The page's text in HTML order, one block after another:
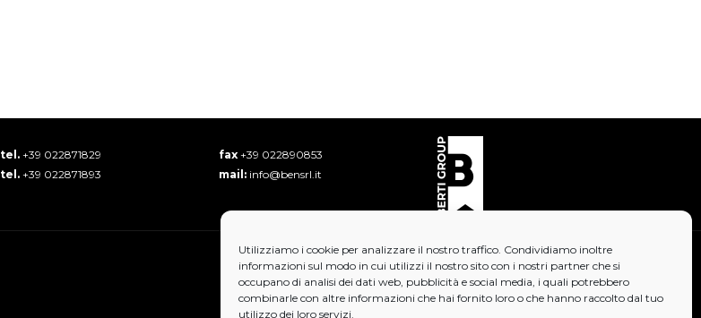
Utilizziamo i cookie per analizzare il nostro traffico. Condividiamo inoltre
informazioni sul modo in cui utilizzi il nostro sito con i nostri partner che si
occupano di analisi dei dati web, pubblicità e social media, i quali potrebbero
combinarle con altre informazioni che hai fornito loro o che hanno raccolto dal tuo
utilizzo dei loro servizi.
tel. +39 022871829
tel. +39 022871893
fax+39 022890853
mail: info@bensrl.it